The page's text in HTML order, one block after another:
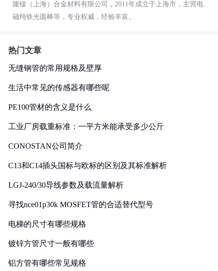
隆镍（上海）合金材料有限公司，2011年成立于上海市，主营电
磁纯铁光圆棒等，专业权威，经验丰富。
热门文章
无缝钢管的常用规格及壁厚
生活中常见的传感器有哪些呢
PE100管材的含义是什么
工业厂房载重标准：一平方米能承受多少公斤
CONOSTAN公司简介
C13和C14插头国标与欧标的区别及其标准解析
LGJ-240/30导线参数及载流量解析
寻找nce01p30k MOSFET管的合适替代型号
电梯的尺寸有哪些规格
镀锌方管尺寸一般有哪些
铝方管有哪些常见规格